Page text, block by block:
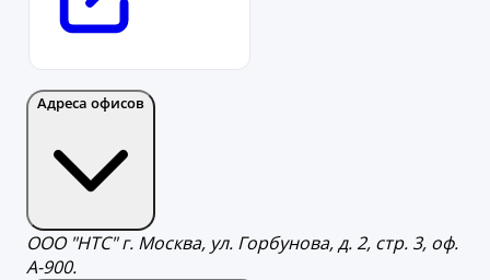
Адреса офисов
ООО "НТС" г. Москва, ул. Горбунова, д. 2, стр. 3, оф.
А-900.